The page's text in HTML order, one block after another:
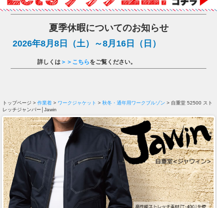
ー
ド
夏季休暇についてのお知らせ
2026年8月8日（土）～8月16日（日）
詳しくは ＞＞こちらをご覧ください。
トップページ > 作業着 > ワークジャケット > 秋冬・通年用ワークブルゾン > 自重堂 52500 スト
レッチジャンパー│Jawin